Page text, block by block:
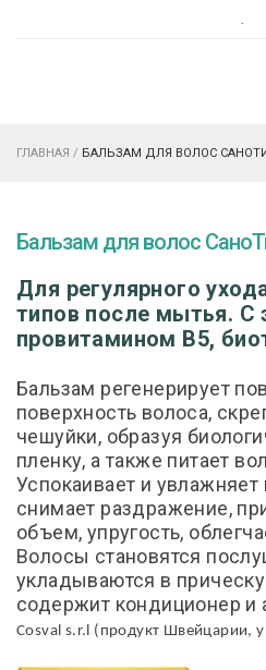
.
ГЛАВНАЯ / БАЛЬЗАМ ДЛЯ ВОЛОС
Бальзам для волос
Для регулярного
типов после мытья. С
провитамином В5,
Бальзам регенерирует
поверхность волоса,
чешуйки, образуя
пленку, а также питает
Успокаивает и
снимает раздражение,
объем, упругость,
Волосы становятся
укладываются в
содержит кондиционер и
Cosval s.r.l ( продукт Швейцарии,